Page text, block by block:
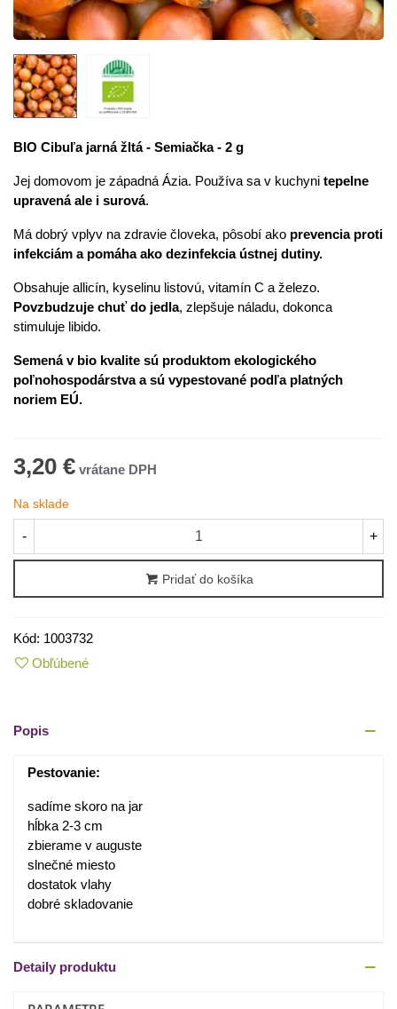
BIO Cibuľa jarná žltá - Semiačka - 2 g
Jej domovom je západná Ázia. Používa sa v kuchyni tepelne
upravená ale i surová.
Má dobrý vplyv na zdravie človeka, pôsobí ako prevencia proti
infekciám a pomáha ako dezinfekcia ústnej dutiny.
Obsahuje allicín, kyselinu listovú, vitamín C a železo.
Povzbudzuje chuť do jedla, zlepšuje náladu, dokonca
stimuluje libido.
Semená v bio kvalite sú produktom ekologického
poľnohospodárstva a sú vypestované podľa platných
noriem EÚ.
3,20 €
Na sklade
- +
Pridať do košíka
Kód: 1003732
Obľúbené
Popis
Pestovanie:
sadíme skoro na jar
hĺbka 2-3 cm
zbierame v auguste
slnečné miesto
dostatok vlahy
dobré skladovanie
Detaily produktu